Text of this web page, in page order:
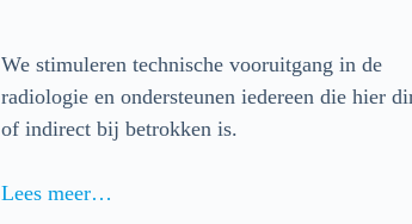
We stimuleren technische vooruitgang in de
radiologie en ondersteunen iedereen die hier
of indirect bij betrokken is.
Lees meer…